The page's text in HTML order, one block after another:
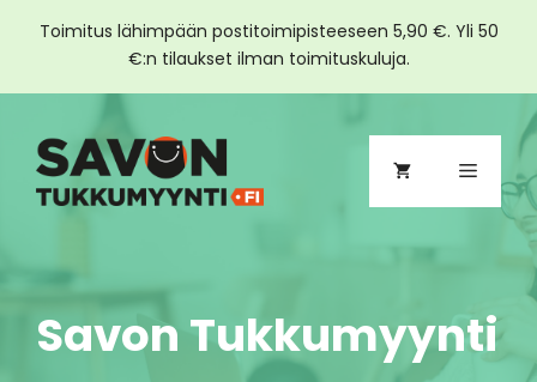
Toimitus lähimpään postitoimipisteeseen 5,90 €. Yli 50
€:n tilaukset ilman toimituskuluja.
sisältöön
Valikko
Savon Tukkumyynti